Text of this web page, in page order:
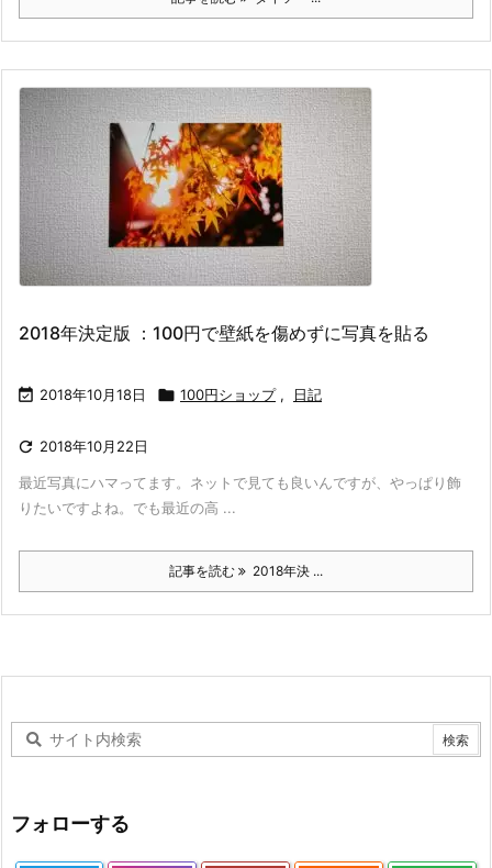
2018年決定版 ：100円で壁紙を傷めずに写真を貼る
 2018年10月18日  100円ショップ , 日記
 2018年10月22日
最近写真にハマってます。ネットで見ても良いんですが、やっぱり飾
りたいですよね。でも最近の高 ...
記事を読む 2018年決 ...
フォローする